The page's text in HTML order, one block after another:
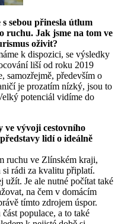
sebou přinesla útlum
ruchu. Jak jsme na tom ve
oživit?
k dispozici, se výsledky
liší od roku 2019
samozřejmě, především o
je prozatím nízký, jsou to
potenciál vidíme do
ve vývoji cestovního
lidí o ideálně
ruchu ve Zlínském kraji,
rádi za kvalitu připlatí.
Je ale nutné počítat také
na čem v domácím
tímto zdrojem úspor.
populace, a to také